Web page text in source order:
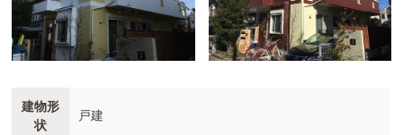
建物形
状
戸建